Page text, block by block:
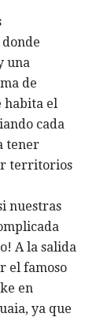
una
de
habita el
cada
tener
territorios
nuestras
A la salida
el famoso
en
ya que